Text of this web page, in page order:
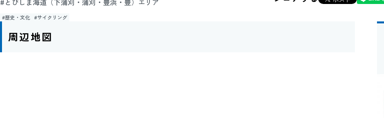
#とびしま海道（下蒲刈・蒲刈・豊浜・豊）エリア
#歴史・文化 #サイクリング
周辺地図